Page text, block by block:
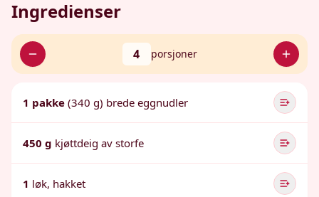
Ingredienser
4 porsjoner
1 pakke (340 g) brede eggnudler
450 g kjøttdeig av storfe
1 løk, hakket